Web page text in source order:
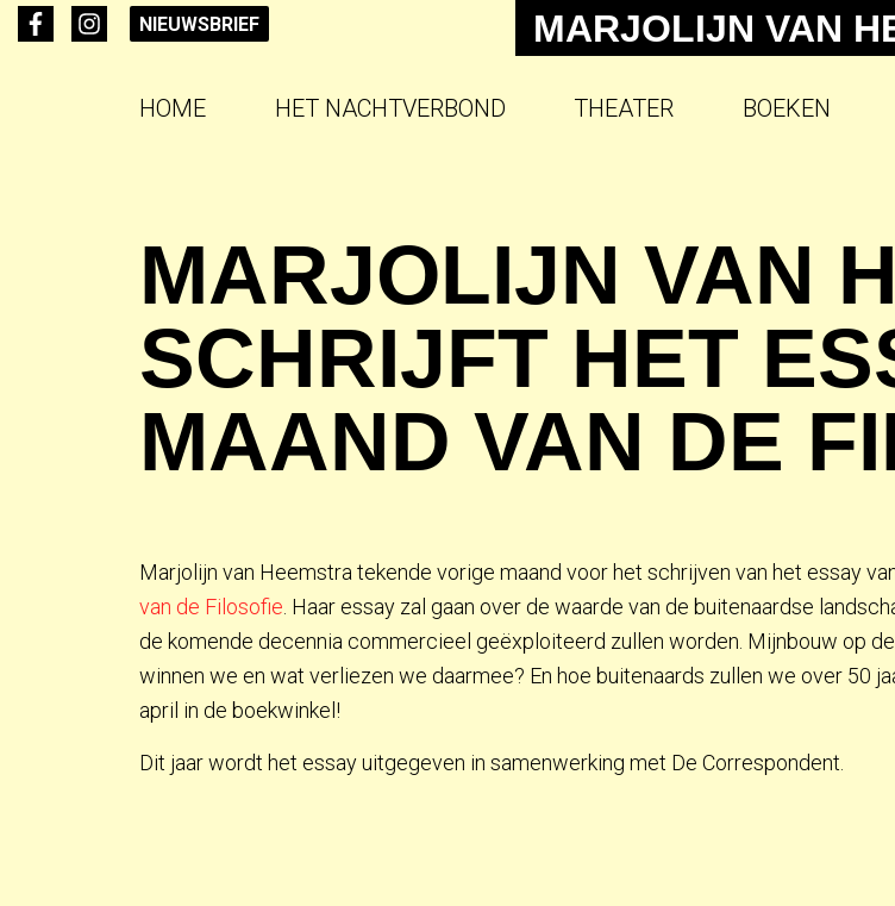
MARJOLIJN VAN
HOME HET NACHTVERBOND THEATER BOEKEN
NIEUWSBRIEF
MARJOLIJN VAN
SCHRIJFT HET
MAAND VAN DE
Marjolijn van Heemstra tekende vorige maand voor het schrijven van het essay
van de Filosofie . Haar essay zal gaan over de waarde van de buitenaardse
de komende decennia commercieel geëxploiteerd zullen worden. Mijnbouw op
winnen we en wat verliezen we daarmee? En hoe buitenaards zullen we over 50
april in de boekwinkel!
Dit jaar wordt het essay uitgegeven in samenwerking met De Correspondent.